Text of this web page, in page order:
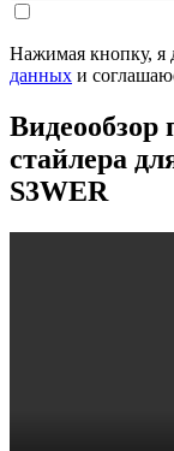
Нажимая кнопку, я
данных и
Видеообзор
стайлера
S3WER